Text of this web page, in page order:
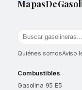
Buscar gasolineras
Quiénes somosAviso
Combustibles
Gasolina 95 E5